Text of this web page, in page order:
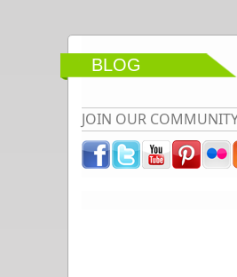
BLOG
JOIN OUR